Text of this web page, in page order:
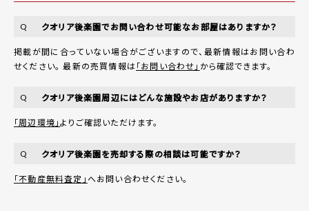
Q クオリア後楽園でお問い合わせ可能なお部屋はありますか？
掲載が間に合っていない場合がございますので、最新情報はお問い合わ
せください。 最新の売買情報は「お問い合わせ」 から確認できます。
Q クオリア後楽園周辺にはどんな施設やお店がありますか？
「周辺環境」よりご確認いただけます。
Q クオリア後楽園を売却する際の相談は可能ですか？
「不動産無料査定」へお問い合わせください。